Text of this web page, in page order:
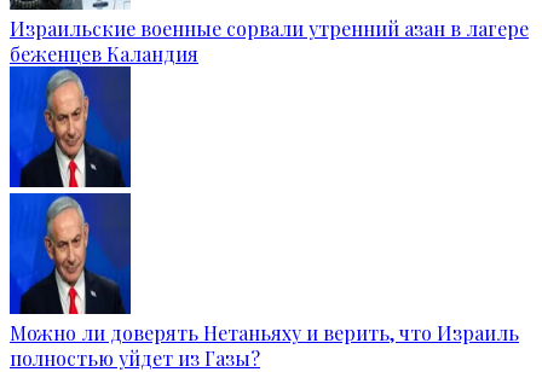
Израильские военные сорвали утренний азан в лагере
беженцев Каландия
Можно ли доверять Нетаньяху и верить, что Израиль
полностью уйдет из Газы?